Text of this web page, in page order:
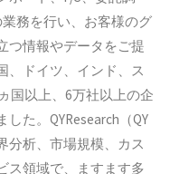
務を行い、お客様のグ
つ情報やデータをご提
、ドイツ、インド、ス
国以上、6万社以上の企
た。QYResearch（QY
分析、市場規模、カス
ス領域で、ますます多